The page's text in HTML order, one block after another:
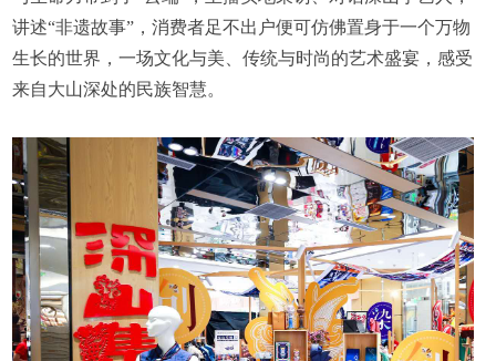
讲述“非遗故事”，消费者足不出户便可仿佛置身于一个万物
生长的世界，一场文化与美、传统与时尚的艺术盛宴，感受
来自大山深处的民族智慧。